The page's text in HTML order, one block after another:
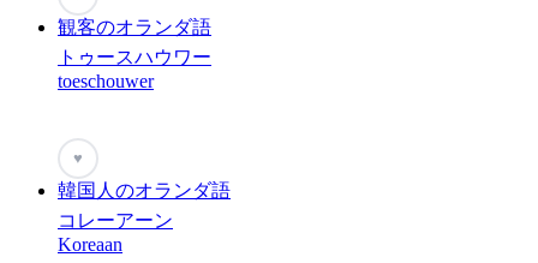
観客のオランダ語
トゥースハウワー
toeschouwer
♥
韓国人のオランダ語
コレーアーン
Koreaan